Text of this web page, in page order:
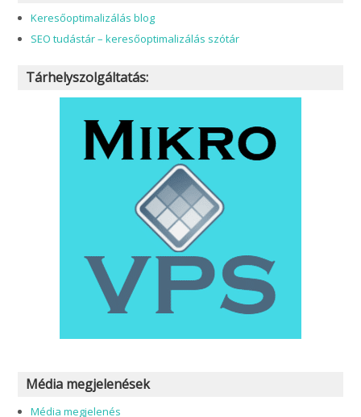
Keresőoptimalizálás blog
SEO tudástár – keresőoptimalizálás szótár
Tárhelyszolgáltatás:
Média megjelenések
Média megjelenés